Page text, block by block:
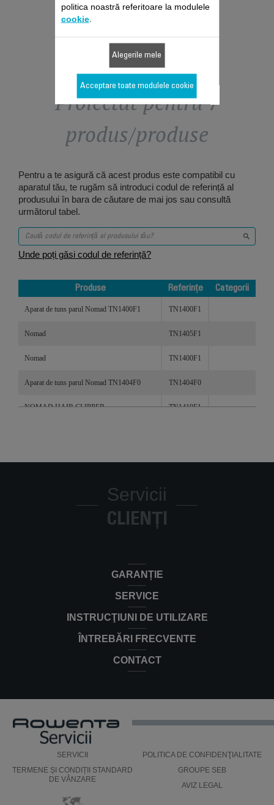
Proiectat pentru 7
produs/produse
Pentru a te asigură că acest produs este compatibil cu
aparatul tău, te rugăm să introduci codul de referință al
produsului în bara de căutare de mai jos sau consultă
următorul tabel.
Unde poți găsi codul de referință?
Produse Referințe
Categorii
Aparat de tuns parul Nomad TN1400F1 TN1400F1
Nomad TN1405F1
Nomad TN1400F1
Aparat de tuns parul Nomad TN1404F0 TN1404F0
NOMAD HAIR CLIPPER TN1410F1
Servicii
CLIENȚI
GARANȚIE
SERVICE
INSTRUCŢIUNI DE UTILIZARE
ÎNTREBĂRI FRECVENTE
CONTACT
SERVICII
POLITICA DE CONFIDENŢIALITATE
TERMENE ȘI CONDIȚII STANDARD
DE VÂNZARE
GROUPE SEB
AVIZ LEGAL
politica noastră referitoare la modulele
cookie.
Alegerile mele
Acceptare toate modulele cookie